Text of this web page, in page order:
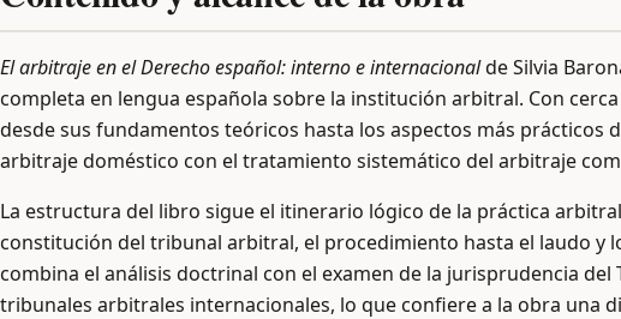
El arbitraje en el Derecho español: interno e internacionalde Silvia
completa en lengua española sobre la institución arbitral. Con
desde sus fundamentos teóricos hasta los aspectos más prácticos
arbitraje doméstico con el tratamiento sistemático del arbitraje
La estructura del libro sigue el itinerario lógico de la práctica
constitución del tribunal arbitral, el procedimiento hasta el laudo y
combina el análisis doctrinal con el examen de la jurisprudencia
tribunales arbitrales internacionales, lo que confiere a la obra una